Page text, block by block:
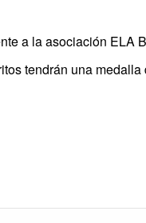
a la asociación ELA
tendrán una